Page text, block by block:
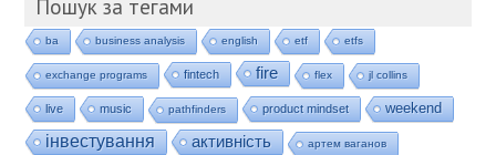
Пошук за тегами
ba business analysis english etf etfs
exchange programs fintech fire flex jl collins
live music pathfinders product mindset weekend
інвестування активність артем ваганов